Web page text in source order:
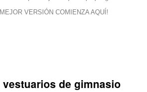
MEJOR VERSIÓN COMIENZA AQUÍ!
vestuarios de gimnasio